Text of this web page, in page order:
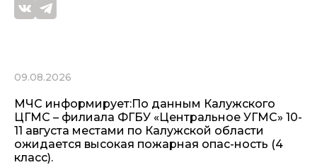
09.08.2026
МЧС информирует:По данным Калужского
ЦГМС – филиала ФГБУ «Центральное УГМС» 10-
11 августа местами по Калужской области
ожидается высокая пожарная опас-ность (4
класс).